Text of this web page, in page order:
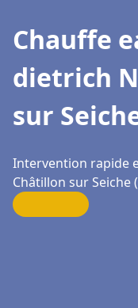
Chauffe
dietrich
sur
Intervention rapide
Châtillon sur Seiche